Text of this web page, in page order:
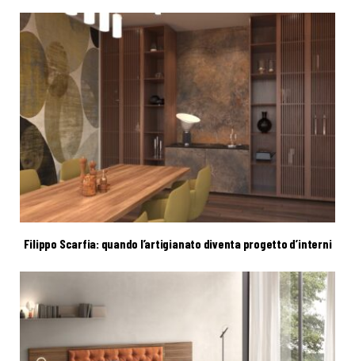
Filippo Scarfia: quando l’artigianato diventa progetto d’interni